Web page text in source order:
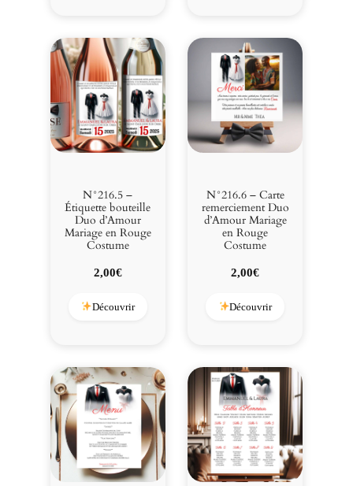
N°216.5 –
Étiquette bouteille
Duo d’Amour
Mariage en Rouge
Costume
2,00€
Découvrir
N°216.6 – Carte
remerciement Duo
d’Amour Mariage
en Rouge
Costume
2,00€
Découvrir